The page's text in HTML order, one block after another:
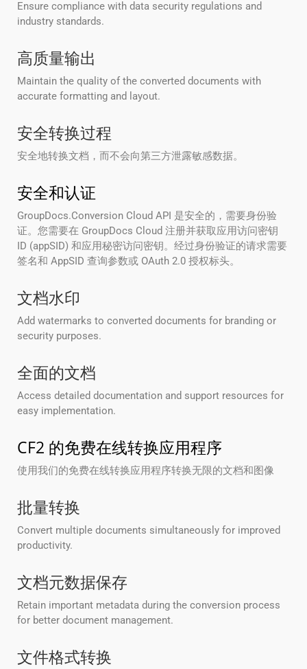
Ensure compliance with data security regulations and
industry standards.
高质量输出
Maintain the quality of the converted documents with
accurate formatting and layout.
安全转换过程
安全地转换文档，而不会向第三方泄露敏感数据。
安全和认证
GroupDocs.Conversion Cloud API 是安全的，需要身份验
证。您需要在 GroupDocs Cloud 注册并获取应用访问密钥
ID (appSID) 和应用秘密访问密钥。经过身份验证的请求需要
签名和 AppSID 查询参数或 OAuth 2.0 授权标头。
文档水印
Add watermarks to converted documents for branding or
security purposes.
全面的文档
Access detailed documentation and support resources for
easy implementation.
CF2 的免费在线转换应用程序
使用我们的免费在线转换应用程序转换无限的文档和图像
批量转换
Convert multiple documents simultaneously for improved
productivity.
文档元数据保存
Retain important metadata during the conversion process
for better document management.
文件格式转换